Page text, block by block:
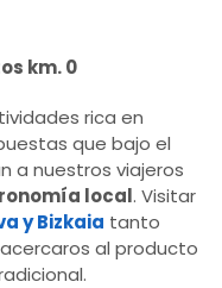
km. 0
rica en
que bajo el
a nuestros viajeros
local. Visitar
y Bizkaia tanto
al producto